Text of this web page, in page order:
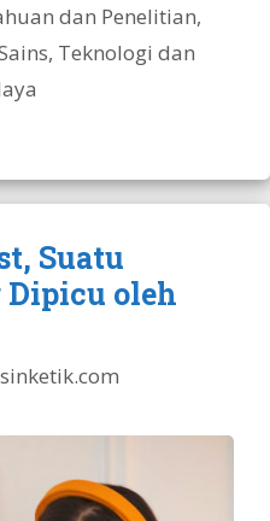
dan Penelitian,
Teknologi dan
Suatu
oleh